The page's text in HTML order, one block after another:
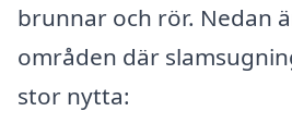
brunnar och rör. Nedan
områden där
stor nytta: